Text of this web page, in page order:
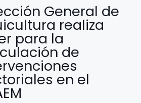
General de
realiza
para la
de
en el